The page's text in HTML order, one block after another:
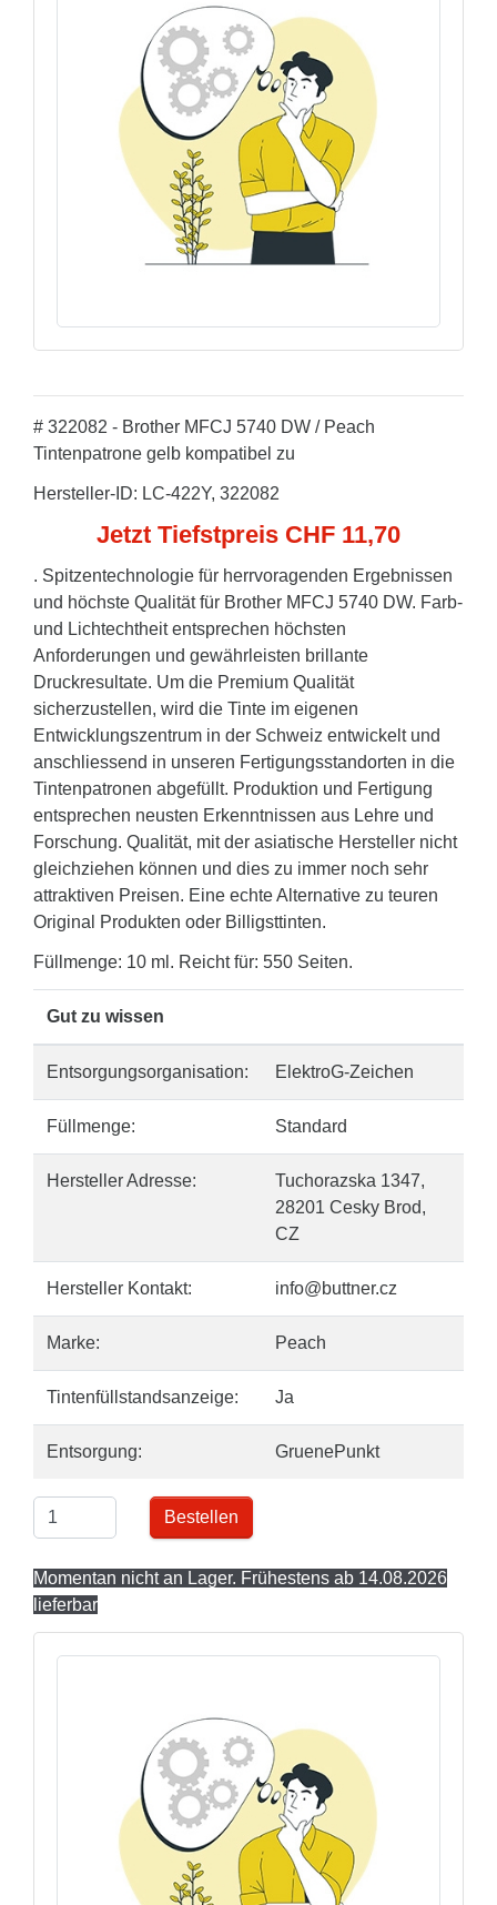
# 322082 - Brother MFCJ 5740 DW / Peach
Tintenpatrone gelb kompatibel zu
Hersteller-ID: LC-422Y, 322082
Jetzt Tiefstpreis CHF 11,70
. Spitzentechnologie für herrvoragenden Ergebnissen
und höchste Qualität für Brother MFCJ 5740 DW. Farb-
und Lichtechtheit entsprechen höchsten
Anforderungen und gewährleisten brillante
Druckresultate. Um die Premium Qualität
sicherzustellen, wird die Tinte im eigenen
Entwicklungszentrum in der Schweiz entwickelt und
anschliessend in unseren Fertigungsstandorten in die
Tintenpatronen abgefüllt. Produktion und Fertigung
entsprechen neusten Erkenntnissen aus Lehre und
Forschung. Qualität, mit der asiatische Hersteller nicht
gleichziehen können und dies zu immer noch sehr
attraktiven Preisen. Eine echte Alternative zu teuren
Original Produkten oder Billigsttinten.
Füllmenge: 10 ml. Reicht für: 550 Seiten.
Gut zu wissen
Entsorgungsorganisation: ElektroG-Zeichen
Füllmenge: Standard
Hersteller Adresse:
Tuchorazska 1347,
28201 Cesky Brod,
CZ
Hersteller Kontakt: info@buttner.cz
Marke: Peach
Tintenfüllstandsanzeige: Ja
Entsorgung: GruenePunkt
Bestellen
Momentan nicht an Lager. Frühestens ab 14.08.2026
lieferbar